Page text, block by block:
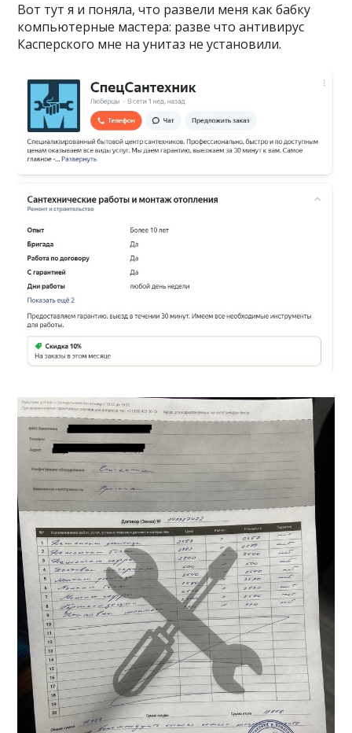
Вот тут я и поняла, что развели меня как бабку
компьютерные мастера: разве что антивирус
Касперского мне на унитаз не установили.